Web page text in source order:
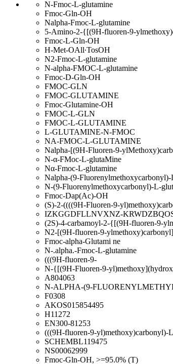
N-Fmoc-L-glutamine
Fmoc-Gln-OH
Nalpha-Fmoc-L-glutamine
5-Amino-2-{[(9H-fluoren-9-
Fmoc-L-Gln-OH
H-Met-OAll∙TosOH
N2-Fmoc-L-glutamine
N-alpha-FMOC-L-glutamine
Fmoc-D-Gln-OH
FMOC-GLN
FMOC-GLUTAMINE
Fmoc-Glutamine-OH
FMOC-L-GLN
FMOC-L-GLUTAMINE
L-GLUTAMINE-N-FMOC
NA-FMOC-L-GLUTAMINE
Nalpha-[(9H-Fluoren-9-
N-α-FMoc-L-glutaMine
Nα-Fmoc-L-glutamine
Nalpha-(9-
N-(9-Fluorenylmethoxycarbonyl)-L-
Fmoc-Dap(Ac)-OH
(S)-2-((((9H-Fluoren-9-
IZKGGDFLLNVXNZ-
(2S)-4-carbamoyl-2-{[(9H-fluoren-9-
N2-[(9H-fluoren-9-
Fmoc-alpha-Glutami ne
N-.alpha.-Fmoc-L-glutamine
(((9H-fluoren-9-
N-{[(9H-Fluoren-9-
A804063
N-ALPHA-(9-
F0308
AKOS015854495
H11272
EN300-81253
(((9H-fluoren-9-yl)methoxy)carbonyl)-
SCHEMBL119475
NS00062999
Fmoc-Gln-OH, >=95.0% (T)